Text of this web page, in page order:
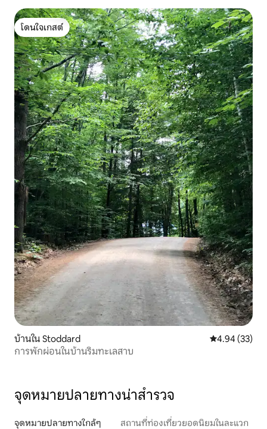
โดนใจเกสต์
โดนใจเกสต์
บ้านใน Stoddard คะแนนเฉลี่ย
4.94 (33)
การพักผ่อนในบ้านริมทะเลสาบ
จุดหมายปลายทางน่าสำรวจ
จุดหมายปลายทางใกล้ๆ สถานที่ท่องเที่ยวยอดนิยมในละแวก